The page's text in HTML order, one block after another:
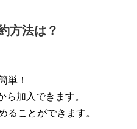
方法は？
単！
ら加入できます。
ることができます。